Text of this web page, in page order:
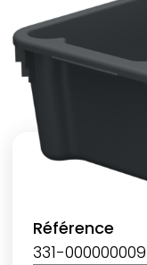
Référence
331-000000009